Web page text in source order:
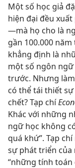
Một số học giả
hiện đại đều
—mà họ cho là
gần 100.000
khẳng định là
một số ngôn
trước. Nhưng
có thể tái thiết
chết? Tạp chí
Khác với những
ngữ học không
quá khứ”. Tạp
sự phát triển của
“những tính toán